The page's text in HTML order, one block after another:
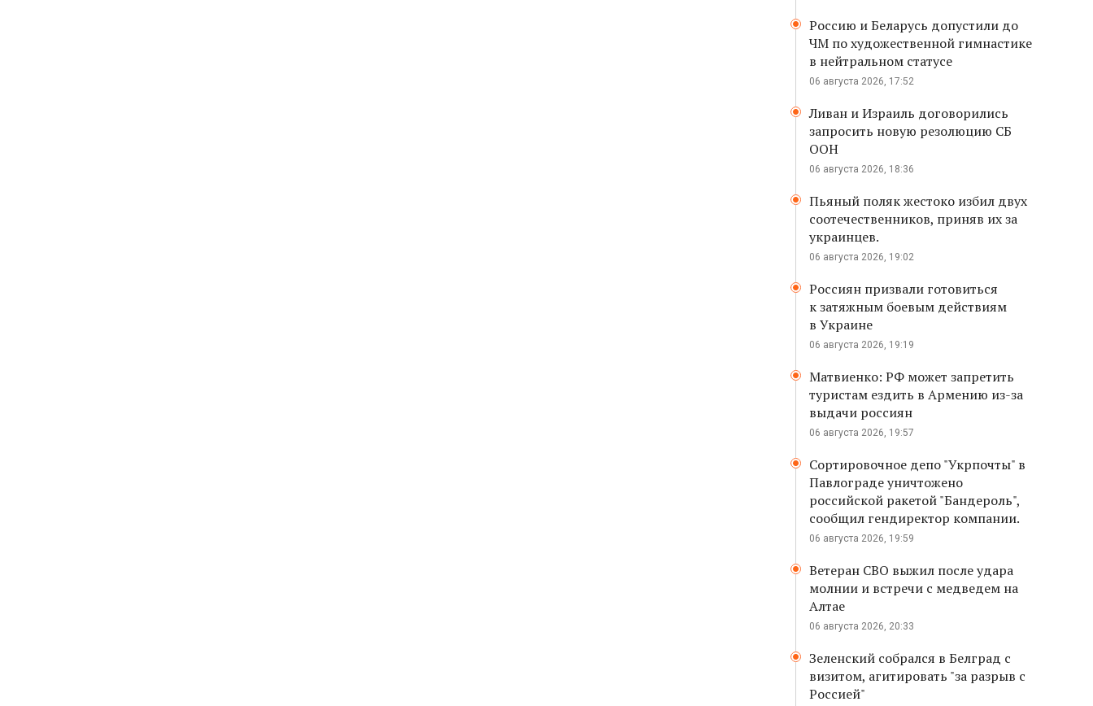
Россию и Беларусь допустили до
ЧМ по художественной гимнастике
в нейтральном статусе
06 августа 2026, 17:52
Ливан и Израиль договорились
запросить новую резолюцию СБ
ООН
06 августа 2026, 18:36
Пьяный поляк жестоко избил двух
соотечественников, приняв их за
украинцев.
06 августа 2026, 19:02
Россиян призвали готовиться
к затяжным боевым действиям
в Украине
06 августа 2026, 19:19
Матвиенко: РФ может запретить
туристам ездить в Армению из-за
выдачи россиян
06 августа 2026, 19:57
Сортировочное депо "Укрпочты" в
Павлограде уничтожено
российской ракетой "Бандероль",
сообщил гендиректор компании.
06 августа 2026, 19:59
Ветеран СВО выжил после удара
молнии и встречи с медведем на
Алтае
06 августа 2026, 20:33
Зеленский собрался в Белград с
визитом, агитировать "за разрыв с
Россией"